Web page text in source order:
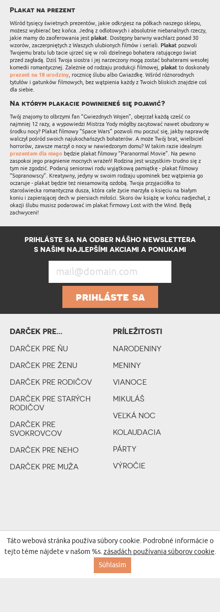
Plakat na prezent
Wśród tysięcy świetnych prezentów, jakie odkryjesz na półkach naszego sklepu,
możesz wybierać bez końca. Jedną z odlotowych i absolutnie niebanalnych rzeczy,
jakie mamy do zaoferowania jest plakat. Dostępny barwny wachlarz ponad 30
wzorów, zaczerpniętych z Waszych ulubionych filmów i seriali. Plakat pozwoli
Twojemu bratu lub tacie ujrzeć się w roli dzielnego bohatera ratującego świat
przed zagładą. Dziś Twoja siostra i jej narzeczony mogą zostać bohaterami wesołej
komedii romantycznej. Zależnie od rodzaju produkcji filmowej, plakat to doskonały
prezent na 18 urodziny, rocznicę ślubu albo Gwiazdkę. Wśród różnorodnych
tytułów i gatunków filmowych, bez wątpienia każdy z Twoich bliskich znajdzie coś
dla siebie.
Na którym plakacie powinieneś się pojawić?
Twój znajomy to olbrzymi fan “Gwiezdnych Wojen”, obejrzał każdą cześć co
najmniej 12 razy, a wypowiedzi Mistrza Yody mógłby zacytować nawet obudzony w
środku nocy? Plakat filmowy “Space Wars” pozwoli mu poczuć się, jakby naprawdę
walczył pośród swoich najukochańszych bohaterów. A może Twój brat, wielbiciel
horrorów, zawsze marzył o nocy w nawiedzonym domu? W takim razie idealnym
prezentem dla niego będzie plakat filmowy “Paranormal Movie”. Na pewno
zaspokoi jego pragnienie mocnych wrażeń! Rodzina jest wszystkim- trudno się z
tym nie zgodzić. Podaruj seniorowi rodu wyjątkową pamiątkę - plakat filmowy
“Sopranowscy”. Kreatywny, jedyny w swoim rodzaju upominek bez wątpienia go
oczaruje - plakat będzie też niesamowitą ozdobą. Twoja przyjaciółka to
staroświecka romantyczna dusza, która całe życie marzyła o księciu na białym
koniu i zapierającej dech w piersiach miłości. Skoro ów książę w końcu nadjechał, z
okazji ślubu musisz podarować im plakat firmowy Lost with the Wind. Będą
zachwyceni!
PRIHLÁSTE SA NA ODBER NÁŠHO NEWSLETTERA
S NAŠIMI NAJLEPŠÍMI AKCIAMI A PONUKAMI
prihláste sa
DARČEK PRE...
DARČEK PRE ŇU
DARČEK PRE ŽENU
DARČEK PRE RODIČOV
DARČEK PRE STARÝCH
RODIČOV
DARČEK PRE
SVOKROVCOV
DARČEK PRE NEHO
DARČEK PRE MUŽA
KRITÉRIÍ
PRÍLEŽITOSTI
NARODENINY
MENINY
VIANOCE
MIKULÁŠ
VEĽKÁ NOC
KOLAUDACIA
PÁRTY
VÝROČIE
ROZLÚČKA SO
SLOBODOU
NARODENIE DIEŤAŤA
Táto webová stránka používa súbory cookie. Podrobné informácie o
tejto téme nájdete v našom %s.zásadách používania súborov cookie.
Súhlasím